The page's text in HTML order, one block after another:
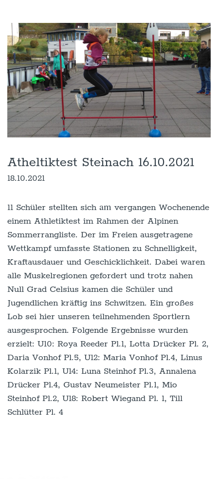
Atheltiktest Steinach 16.10.2021
18.10.2021
11 Schüler stellten sich am vergangen Wochenende
einem Athletiktest im Rahmen der Alpinen
Sommerrangliste. Der im Freien ausgetragene
Wettkampf umfasste Stationen zu Schnelligkeit,
Kraftausdauer und Geschicklichkeit. Dabei waren
alle Muskelregionen gefordert und trotz nahen
Null Grad Celsius kamen die Schüler und
Jugendlichen kräftig ins Schwitzen. Ein großes
Lob sei hier unseren teilnehmenden Sportlern
ausgesprochen. Folgende Ergebnisse wurden
erzielt: U10: Roya Reeder Pl.1, Lotta Drücker Pl. 2,
Daria Vonhof Pl.5, U12: Maria Vonhof Pl.4, Linus
Kolarzik Pl.1, U14: Luna Steinhof Pl.3, Annalena
Drücker Pl.4, Gustav Neumeister Pl.1, Mio
Steinhof Pl.2, U18: Robert Wiegand Pl. 1, Till
Schlütter Pl. 4